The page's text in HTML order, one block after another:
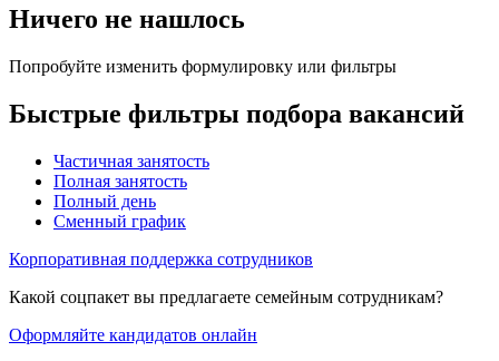
Ничего не нашлось
Попробуйте изменить формулировку или фильтры
Быстрые фильтры подбора вакансий
Частичная занятость
Полная занятость
Полный день
Сменный график
Корпоративная поддержка сотрудников
Какой соцпакет вы предлагаете семейным сотрудникам?
Оформляйте кандидатов онлайн